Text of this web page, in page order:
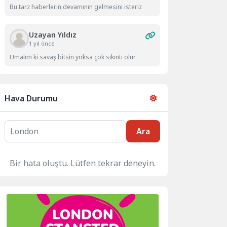
Bu tarz haberlerin devamının gelmesini isteriz
Uzayan Yıldız
1 yıl önce
Umalım ki savaş bitsin yoksa çok sıkıntı olur
Hava Durumu
Ara
Bir hata oluştu. Lütfen tekrar deneyin.